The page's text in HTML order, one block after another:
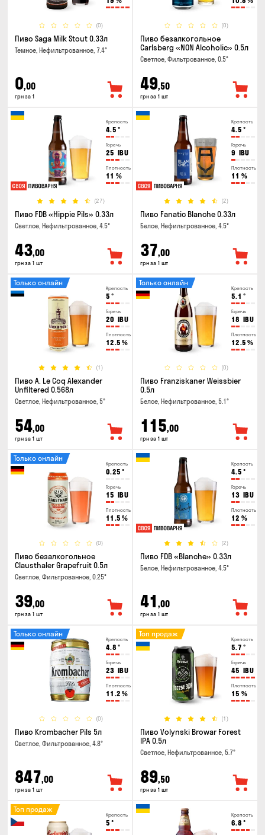
(0)
Пиво Saga Milk Stout 0.33л
Темное, Нефильтрованное, 7.4°
0,00
грн за 1
(0)
Пиво безалкогольное
Carlsberg «NON Alcoholic» 0.5л
Светлое, Фильтрованное, 0.5°
49,50
грн за 1 шт
Крепость
4.5 °
Горечь
25 IBU
Плотность
11 %
(27)
Пиво FDB «Hippie Pils» 0.33л
Светлое, Нефильтрованное, 4.5°
43,00
грн за 1 шт
Крепость
4.5 °
Горечь
9 IBU
Плотность
11 %
(2)
Пиво Fanatic Blanche 0.33л
Белое, Нефильтрованное, 4.5°
37,00
грн за 1 шт
Крепость
5 °
Горечь
20 IBU
Плотность
12.5 %
(1)
Только онлайн
Пиво A. Le Coq Alexander
Unfiltered 0.568л
Светлое, Нефильтрованное, 5°
54,00
грн за 1 шт
Крепость
5.1 °
Горечь
18 IBU
Плотность
12.5 %
(0)
Только онлайн
Пиво Franziskaner Weissbier
0.5л
Белое, Нефильтрованное, 5.1°
115,00
грн за 1 шт
Крепость
0.25 °
Горечь
15 IBU
Плотность
11.5 %
(0)
Только онлайн
Пиво безалкогольное
Clausthaler Grapefruit 0.5л
Светлое, Фильтрованное, 0.25°
39,00
грн за 1 шт
Крепость
4.5 °
Горечь
13 IBU
Плотность
12 %
(2)
Пиво FDB «Blanche» 0.33л
Белое, Нефильтрованное, 4.5°
41 ,00
грн за 1 шт
Крепость
4.8 °
Горечь
23 IBU
Плотность
11.2 %
(0)
Только онлайн
Пиво Krombacher Pils 5л
Светлое, Фильтрованное, 4.8°
847,00
грн за 1 шт
Крепость
5.7 °
Горечь
45 IBU
Плотность
15 %
(1)
Топ продаж
Пиво Volynski Browar Forest
IPA 0.5л
Светлое, Нефильтрованное, 5.7°
89,50
грн за 1 шт
Крепость
5 °
Топ продаж
Крепость
6.8 °